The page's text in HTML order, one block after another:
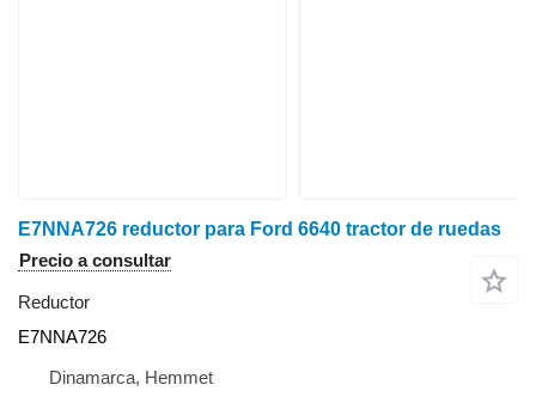
E7NNA726 reductor para Ford 6640 tractor de ruedas
Precio a consultar
Reductor
E7NNA726
Dinamarca, Hemmet